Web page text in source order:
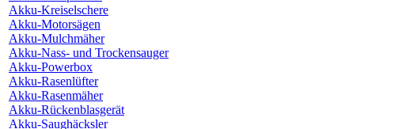
Akku-Kreiselschere
Akku-Motorsägen
Akku-Mulchmäher
Akku-Nass- und Trockensauger
Akku-Powerbox
Akku-Rasenlüfter
Akku-Rasenmäher
Akku-Rückenblasgerät
Akku-Saughäcksler